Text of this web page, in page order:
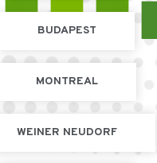
BUDAPEST
MONTREAL
WEINER NEUDORF